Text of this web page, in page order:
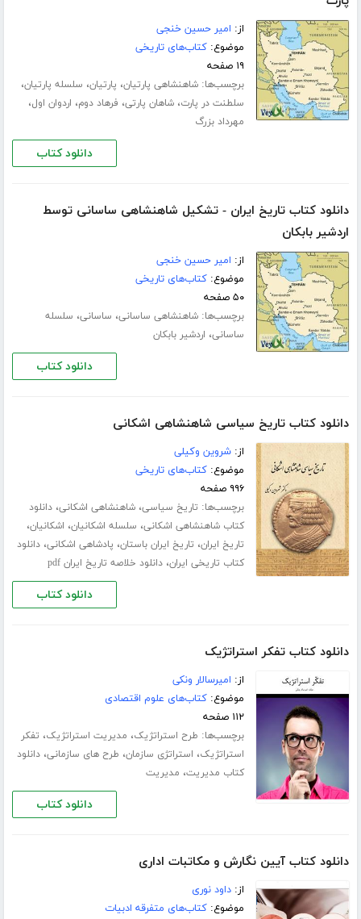
از: امیر حسین خنجی
موضوع:کتاب‌های تاریخی
۱۹ صفحه
برچسب‌ها:شاهنشاهی پارتیان، پارتیان، سلسله پارتیان،
سلطنت در پارت،شاهان پارتی، فرهاد دوم، اردوان اول،
مهرداد بزرگ
دانلود کتاب
دانلود کتاب تاریخ ایران - تشکیل شاهنشاهی ساسانی توسط
اردشیر بابکان
از: امیر حسین خنجی
موضوع:کتاب‌های تاریخی
۵۰ صفحه
برچسب‌ها:شاهنشاهی ساسانی، ساسانی، سلسله
ساسانی، اردشیر بابکان
دانلود کتاب
دانلود کتاب تاریخ سیاسی شاهنشاهی اشکانی
از:شروین وکیلی
موضوع:کتاب‌های تاریخی
۹۹۶ صفحه
برچسب‌ها: تاریخ سیاسی،شاهنشاهی اشکانی،دانلود
کتاب شاهنشاهی اشکانی، سلسله اشکانیان، اشکانیان،
تاریخ ایران، تاریخ ایران باستان، پادشاهی اشکانی،دانلود
کتاب تاریخی ایران،دانلود خلاصه تاریخ ایران pdf
دانلود کتاب
دانلود کتاب تفکر استراتژیک
از: امیرسالار ونکی
موضوع:کتاب‌های علوم اقتصادی
۱۱۲ صفحه
برچسب‌ها: طرح استراتژیک، مدیریت استراتژیک، تفکر
استراتژیک، استراتژی سازمان، طرح های سازمانی،دانلود
کتاب مدیریت، مدیریت
دانلود کتاب
دانلود کتاب آیین نگارش و مکاتبات اداری
از:داود نوری
موضوع:کتاب‌های متفرقه ادبیات